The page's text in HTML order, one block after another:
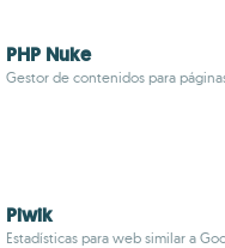
PHP Nuke
Gestor de contenidos para
Piwik
Estadísticas para web similar a